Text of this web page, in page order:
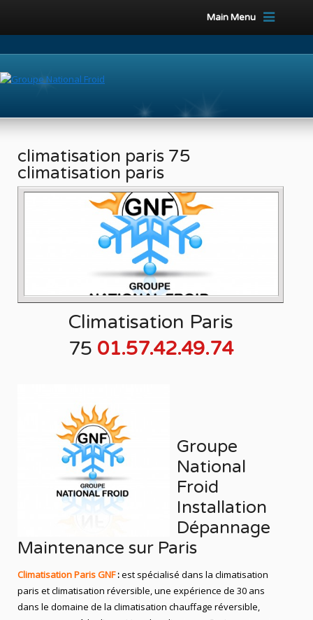
Main Menu
climatisation paris 75
climatisation paris
Climatisation Paris
75 01.57.42.49.74
Groupe
National
Froid
Installation
Dépannage
Maintenance sur Paris
Climatisation ParisGNF:est spécialisé dans laclimatisation
paris etclimatisation réversible, une expérience de 30 ans
dans le domaine de laclimatisation chauffage réversible,